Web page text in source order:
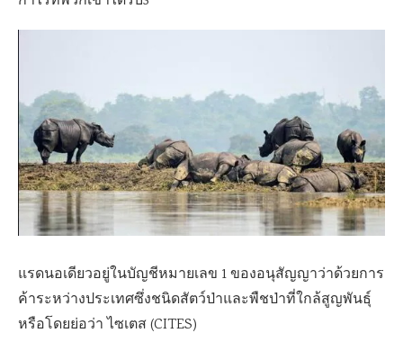
แรดนอเดียวอยู่ในบัญชีหมายเลข 1ของอนุสัญญาว่าด้วยการ
ค้าระหว่างประเทศซึ่งชนิดสัตว์ป่าและพืชป่าที่ใกล้สูญพันธุ์
หรือโดยย่อว่า ไซเตส(CITES)